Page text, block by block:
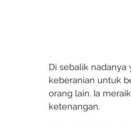
Di sebalik nadanya
keberanian untuk
orang lain. Ia
ketenangan.